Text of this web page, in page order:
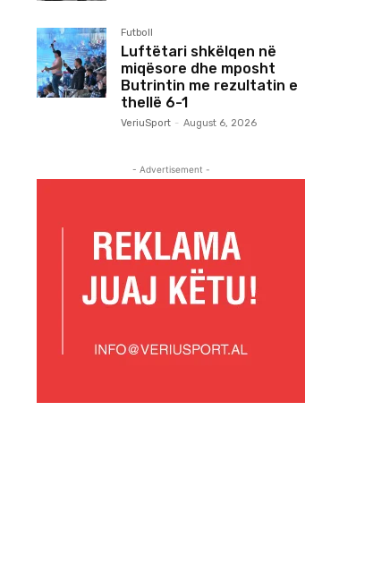
Futboll
Luftëtari shkëlqen në
miqësore dhe mposht
Butrintin me rezultatin e
thellë 6-1
VeriuSport - August 6, 2026
- Advertisement -